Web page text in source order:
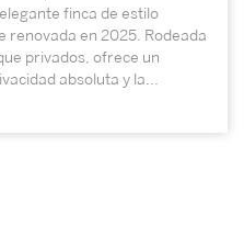
finca de estilo
en 2025. Rodeada
privados, ofrece un
absoluta y la...